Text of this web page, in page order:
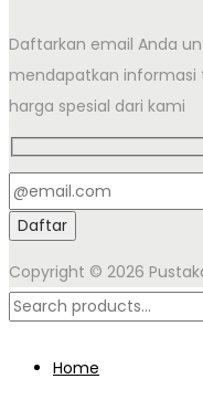
Daftarkan email Anda
mendapatkan informasi
harga spesial dari kami
Copyright © 2026
Home